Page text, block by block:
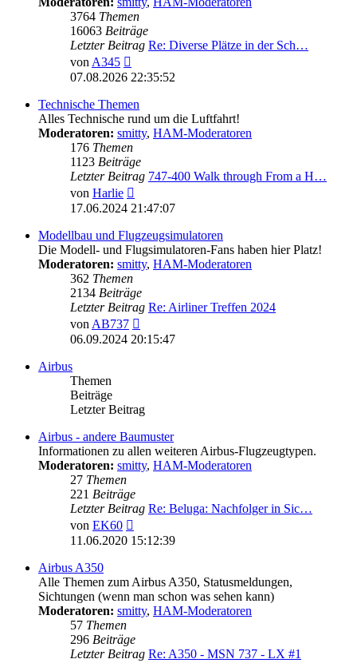
3764 Themen
16063 Beiträge
Letzter Beitrag Re: Diverse Plätze in der Sch…
vonA345
Beitrag
07.08.2026 22:35:52
Technische Themen
Alles Technische rund um die Luftfahrt!
Moderatoren: smitty, HAM-Moderatoren
176 Themen
1123 Beiträge
Letzter Beitrag 747-400 Walk through From a H…
von Harlie
Beitrag
17.06.2024 21:47:07
Modellbau und Flugzeugsimulatoren
Die Modell- und Flugsimulatoren-Fans haben hier Platz!
Moderatoren: smitty, HAM-Moderatoren
362 Themen
2134 Beiträge
Letzter Beitrag Re: Airliner Treffen 2024
vonAB737
Beitrag
06.09.2024 20:15:47
Airbus
Themen
Beiträge
Letzter Beitrag
Airbus - andere Baumuster
Informationen zu allen weiteren Airbus-Flugzeugtypen.
Moderatoren: smitty, HAM-Moderatoren
27 Themen
221 Beiträge
Letzter Beitrag Re: Beluga: Nachfolger in Sic…
von EK60
Beitrag
11.06.2020 15:12:39
Airbus A350
Alle Themen zum Airbus A350, Statusmeldungen,
Sichtungen (wenn man schon was sehen kann)
Moderatoren: smitty, HAM-Moderatoren
57 Themen
296 Beiträge
Letzter Beitrag Re: A350 - MSN 737 - LX #1